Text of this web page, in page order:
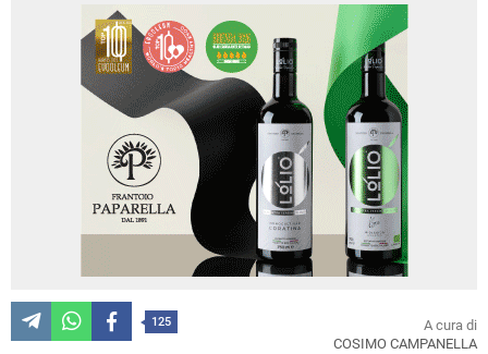
125
A cura di
COSIMO CAMPANELLA